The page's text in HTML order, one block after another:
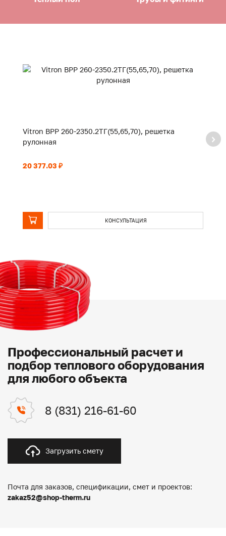
Vitron ВРР 260-2350.2ТГ(55,65,70), решетка
рулонная
20 377.03 ₽
КОНСУЛЬТАЦИЯ
Профессиональный расчет и
подбор теплового оборудования
для любого объекта
8 (831) 216-61-60
Загрузить смету
Почта для заказов, спецификации, смет и проектов:
zakaz52@shop-therm.ru